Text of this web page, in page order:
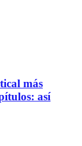
más
así